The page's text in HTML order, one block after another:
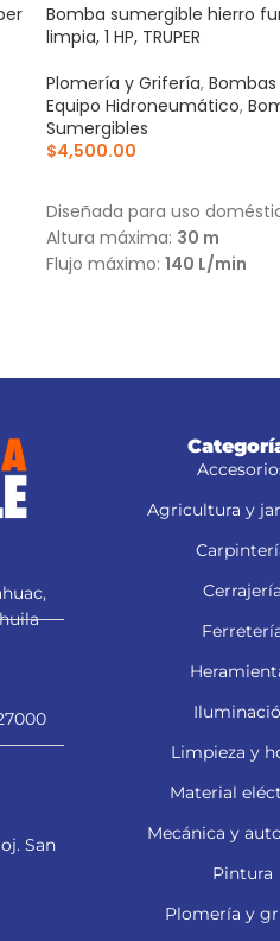
Bomba sumergible hierro
limpia, 1 HP, TRUPER
Plomería y Grifería,
Equipo Hidroneumático,
Sumergibles
$4,500.00
Diseñada para uso
Altura máxima: 30 m
Flujo máximo: 140 L/min
San
Agricultura y
Cerrajería
Limpieza y
Material
Mecánica y
Pintura
Plomería y